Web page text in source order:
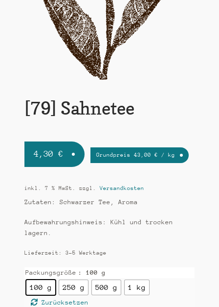
k
t
i
o
n
[79] Sahnetee
4,30 € Grundpreis43,00€ / kg
inkl. 7 % MwSt. zzgl.Versandkosten
Zutaten: Schwarzer Tee, Aroma
Aufbewahrungshinweis: Kühl und trocken
lagern.
Lieferzeit: 3-5 Werktage
Packungsgröße : 100 g
100 g 250 g 500 g 1 kg
Zurücksetzen